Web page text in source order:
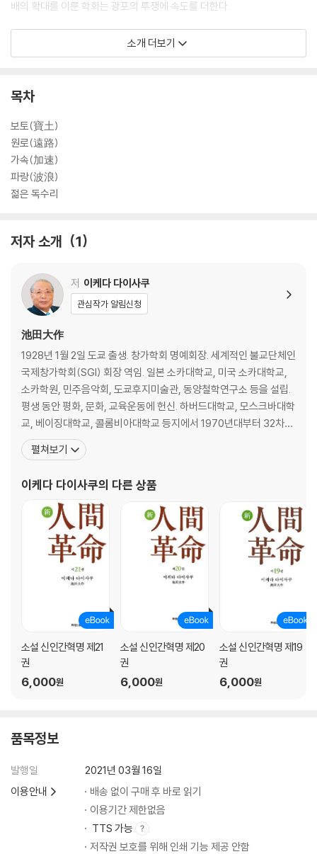
배의 확대를 이룬 학회는 광포의 투쟁에 속도를 더한다.
【파랑】 7월, 참의원 선거를 향한 지원활동에 방해와 중상이 빈발했다.
그러한 속에 공맹정치연맹은 아홉명이 전원 당선한다. 그 승리가 파랑을
부당한 학회원 탄압 사건이 발생한다. 조합 제명처분 철회에 이르는 등 투
【젊은 독수리】 7월 22일에 개최한 대학부총회에서는 대학부의 깃발과
노래를 발표하고, 14개의 부(部)를 결성한다. 부원수도 이미 1만명을 돌파
했다. 신시대의 도래를 느낀 신이치는 본격적인 육성을 위해 니치렌 대성
인 불법의 진수인 <어의구전>을 직접 강의할 것을 결의한다.
소개 더보기
목차
보토(寶土)
원로(遠路)
가속(加速)
파랑(波浪)
젊은 독수리
저자 소개 1
저 이케다 다이사쿠
관심작가 알림신청
池田大作
1928년 1월 2일 도쿄 출생. 창가학회 명예회장. 세계적인 불교단체인
국제창가학회(SGI) 회장 역임. 일본 소카대학교, 미국 소카대학교,
소카학원, 민주음악회, 도쿄후지미술관, 동양철학연구소 등을 설립.
평생 동안 평화, 문화, 교육운동에 헌신. 하버드대학교, 모스크바대학
교, 베이징대학교, 콜롬비아대학교 등지에서 1970년대부터 32차례
의 강연을 했으며, 모스크바대학교, 베이징대학교를 비롯 한국의 경
희대학교, 제주대학교, 창원대학교, 경주대학교, 동아대학교 등 전 세
다. 한국 화관문화훈장, 프랑스 예술문학
펼쳐보기
이케다 다이사쿠의 다른 상품
소설 신인간혁명 제21
권
6,000원
소설 신인간혁명 제20
권
6,000원
소설 신인간혁명 제19
권
6,000원
품목정보
발행일
2021년 03월 16일
이용안내
배송 없이 구매 후 바로 읽기
이용기간 제한없음
TTS 가능
저작권 보호를 위해 인쇄 기능 제공 안함